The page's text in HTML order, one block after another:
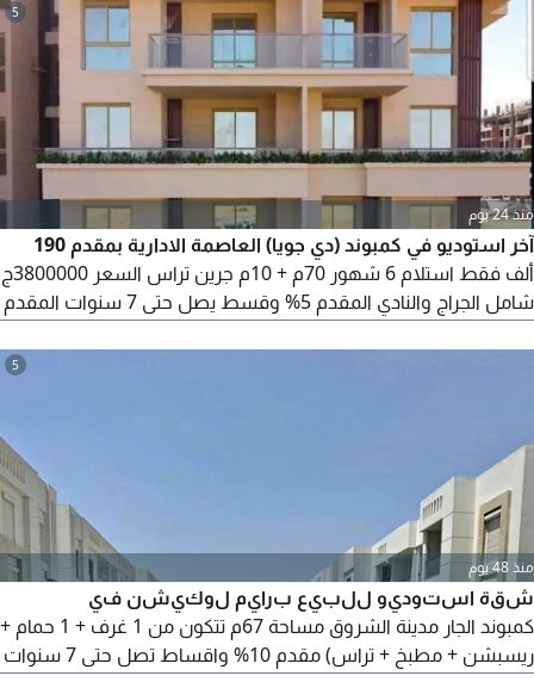
5
منذ 24 يوم
آخر استوديو في كمبوند (دي جويا) العاصمة الادارية بمقدم 190
ألف فقط استلام 6 شهور 70م + 10م جرين تراس السعر 3800000ج
شامل الجراج والنادي المقدم 5% وقسط يصل حتى 7 سنوات المقدم
5
منذ 48 يوم
شقة استوديو للبيع برايم لوكيشن في
كمبوند الجار مدينة الشروق مساحة 67م تتكون من 1 غرف + 1 حمام +
ريسبشن + مطبخ + تراس) مقدم 10% واقساط تصل حتى 7 سنوات